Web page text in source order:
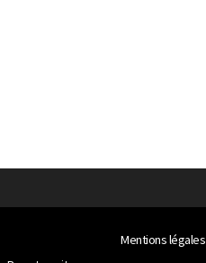
Mentions légales